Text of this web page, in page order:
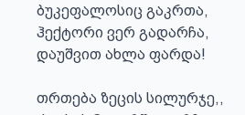
ბუკეფალოსიც გაკრთა,
ჰექტორი ვერ გადარჩა,
დაუშვით ახლა ფარდა!
თრთება ზეცის სილურჯე,,